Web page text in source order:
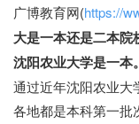
广博教育网(https://
大是一本还是二本院
沈阳农业大学是一本。
通过近年沈阳农业大
各地都是本科第一批